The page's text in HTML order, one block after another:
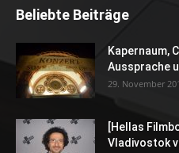
Beliebte Beiträge
Kapernaum,
Aussprache
29. November
[Hellas
Vladivostok